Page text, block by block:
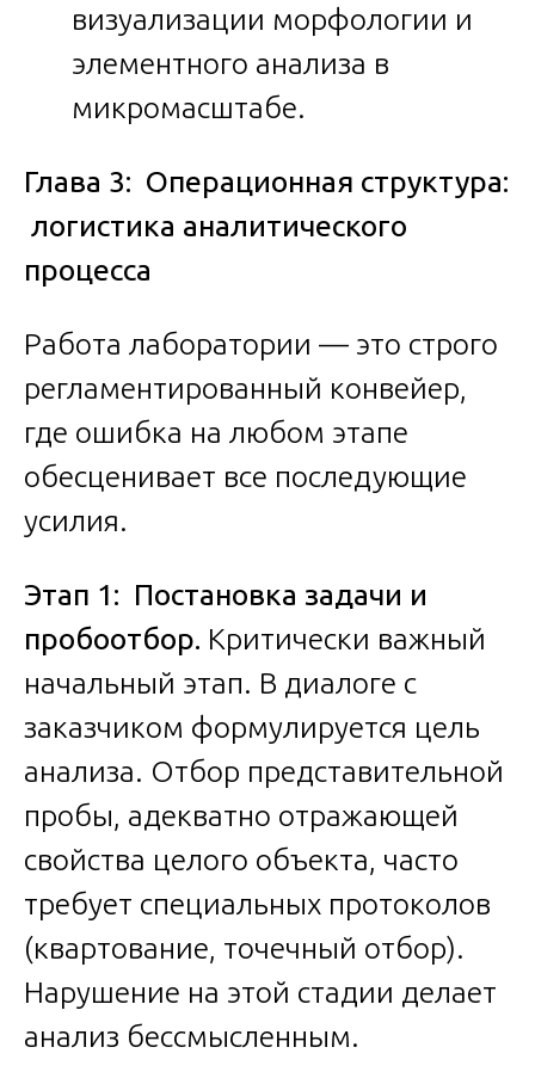
визуализации морфологии и
элементного анализа в
микромасштабе.
Глава 3: Операционная структура:
логистика аналитического
процесса
Работа лаборатории — это строго
регламентированный конвейер,
где ошибка на любом этапе
обесценивает все последующие
усилия.
Этап 1: Постановка задачи и
пробоотбор. Критически важный
начальный этап. В диалоге с
заказчиком формулируется цель
анализа. Отбор представительной
пробы, адекватно отражающей
свойства целого объекта, часто
требует специальных протоколов
(квартование, точечный отбор).
Нарушение на этой стадии делает
анализ бессмысленным.